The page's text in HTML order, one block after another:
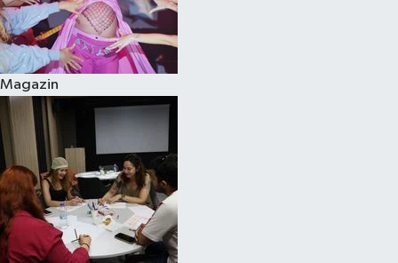
Magazin